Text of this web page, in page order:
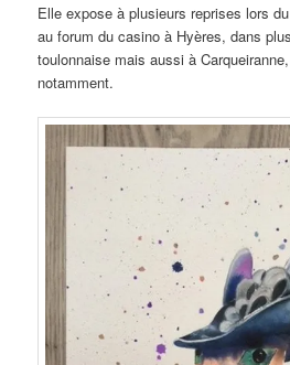
Elle expose à plusieurs reprises lors
au forum du casino à Hyères, dans
toulonnaise mais aussi à
notamment.